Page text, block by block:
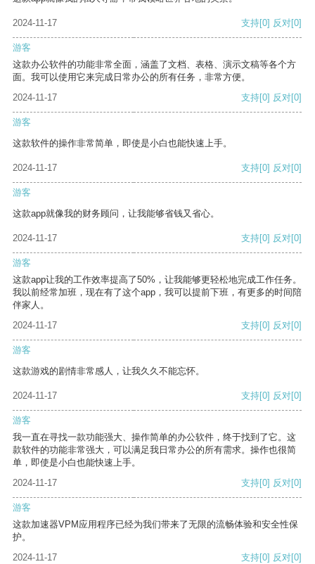
2024-11-17 支持[0] 反对[0]
游客
这款办公软件的功能非常全面，涵盖了文档、表格、演示文稿等各个方
面。我可以使用它来完成日常办公的所有任务，非常方便。
2024-11-17
支持[0] 反对[0]
游客
这款软件的操作非常简单，即使是小白也能快速上手。
2024-11-17 支持[0] 反对[0]
游客
这款app就像我的财务顾问，让我能够省钱又省心。
2024-11-17 支持[0] 反对[0]
游客
这款app让我的工作效率提高了50%，让我能够更轻松地完成工作任务。
我以前经常加班，现在有了这个app，我可以提前下班，有更多的时间陪
伴家人。
2024-11-17
支持[0] 反对[0]
游客
这款游戏的剧情非常感人，让我久久不能忘怀。
2024-11-17 支持[0] 反对[0]
游客
我一直在寻找一款功能强大、操作简单的办公软件，终于找到了它。这
款软件的功能非常强大，可以满足我日常办公的所有需求。操作也很简
单，即使是小白也能快速上手。
2024-11-17
支持[0] 反对[0]
游客
这款加速器VPM应用程序已经为我们带来了无限的流畅体验和安全性保
护。
2024-11-17
支持[0] 反对[0]